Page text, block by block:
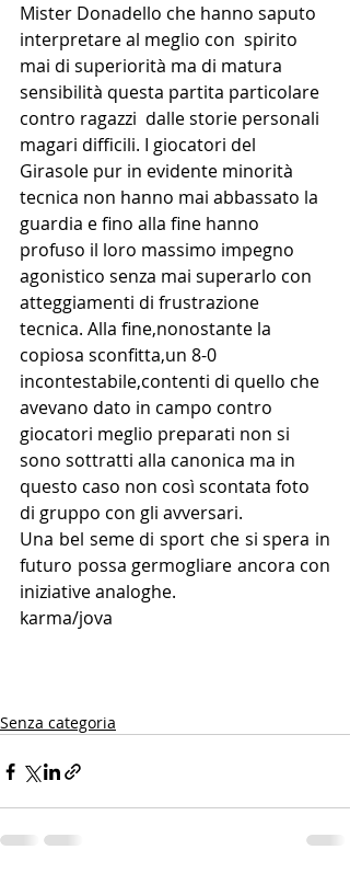
Mister Donadello che hanno saputo
interpretare al meglio con  spirito
mai di superiorità ma di matura
sensibilità questa partita particolare
contro ragazzi  dalle storie personali
magari difficili. I giocatori del
Girasole pur in evidente minorità
tecnica non hanno mai abbassato la
guardia e fino alla fine hanno
profuso il loro massimo impegno
agonistico senza mai superarlo con
atteggiamenti di frustrazione
tecnica. Alla fine,nonostante la
copiosa sconfitta,un 8-0
incontestabile,contenti di quello che
avevano dato in campo contro
giocatori meglio preparati non si
sono sottratti alla canonica ma in
questo caso non così scontata foto
di gruppo con gli avversari.
Una bel seme di sport che si spera in
futuro possa germogliare ancora con
iniziative analoghe.
karma/jova
Senza categoria